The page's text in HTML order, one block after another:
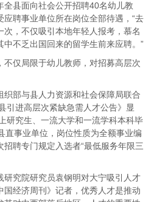
全县面向社会公开招聘40名幼儿教
聘事业单位所在岗位全部待遇，“去
，不仅吸引本地年轻人报考，慕名
中不乏出国回来的留学生前来应聘。”
不仅局限于幼儿教师，对招募高层次
部与县人力资源和社会保障局联合
引进高层次紧缺急需人才公告》显
研究生、一流大学和一流学科本科毕
直事业单位，岗位性质为全额事业编
聘专门规定入选者“最低服务年限三
研究院研究员袁钢明对大宁吸引人才
国经济周刊》记者，优秀人才是推动